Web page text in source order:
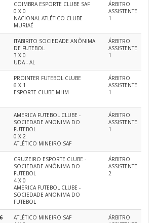
COIMBRA ESPORTE CLUBE SAF
0 X 0
NACIONAL ATLÉTICO CLUBE -
MURIAÉ
ÁRBITRO
ASSISTENTE
1
ITABIRITO SOCIEDADE ANÔNIMA
DE FUTEBOL
3 X 0
UDA - AL
ÁRBITRO
ASSISTENTE
1
PROINTER FUTEBOL CLUBE
6 X 1
ESPORTE CLUBE MHM
ÁRBITRO
ASSISTENTE
1
AMERICA FUTEBOL CLUBE -
SOCIEDADE ANONIMA DO
FUTEBOL
0 X 2
ATLÉTICO MINEIRO SAF
ÁRBITRO
ASSISTENTE
1
CRUZEIRO ESPORTE CLUBE -
SOCIEDADE ANÔNIMA DO
FUTEBOL
4 X 0
AMERICA FUTEBOL CLUBE -
SOCIEDADE ANONIMA DO
FUTEBOL
ÁRBITRO
ASSISTENTE
2
ATLÉTICO MINEIRO SAF
ÁRBITRO